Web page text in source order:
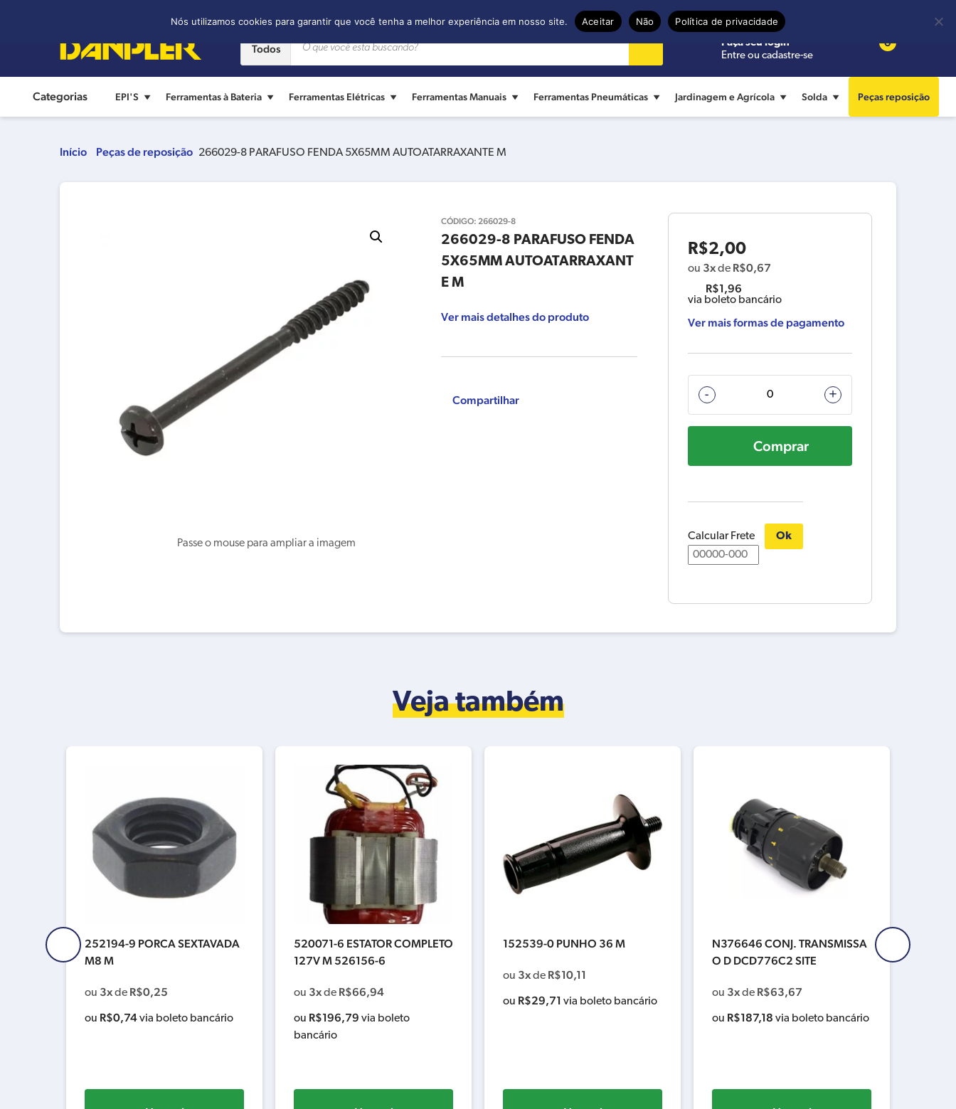
Precisa de ajuda?
Todos
Faça seu login
Entre ou cadastre-se
0
Categorias EPI'S Ferramentas à Bateria Ferramentas Elétricas Ferramentas Manuais Ferramentas Pneumáticas Jardinagem e Agrícola Solda Peças reposição
Início Peças de reposição 266029-8 PARAFUSO FENDA 5X65MM AUTOATARRAXANTE M
CÓDIGO: 266029-8
266029-8 PARAFUSO FENDA
5X65MM AUTOATARRAXANT
E M
Ver mais detalhes do produto
Compartilhar
R$2,00
ou 3xde R$0,67
R$1,96
via boleto bancário
Ver mais formas de pagamento
-
266029-
PARAFUSO
FENDA
+
Comprar
Calcular Frete Ok
Veja também
252194-9 PORCA SEXTAVADA
M8 M
ou 3xde R$0,25
ou R$0,74via boleto bancário
520071-6 ESTATOR COMPLETO
127V M 526156-6
ou 3xde R$66,94
ou R$196,79 via boleto
bancário
152539-0 PUNHO 36 M
ou 3xde R$10,11
ou R$29,71 via boleto bancário
N376646 CONJ. TRANSMISSA
O D DCD776C2 SITE
ou 3xde R$63,67
ou R$187,18 via boleto bancário
Nós utilizamos cookies para garantir que você tenha a melhor experiência em nosso site. Aceitar Não Política de privacidade